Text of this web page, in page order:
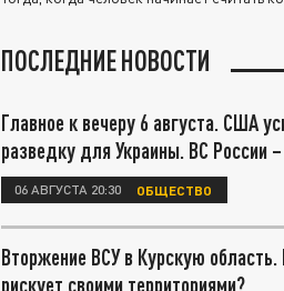
ПОСЛЕДНИЕ НОВОСТИ
Главное к вечеру 6 августа. США
разведку для Украины. ВС России
06 АВГУСТА 20:30 ОБЩЕСТВО
Вторжение ВСУ в Курскую область.
рискует своими территориями?